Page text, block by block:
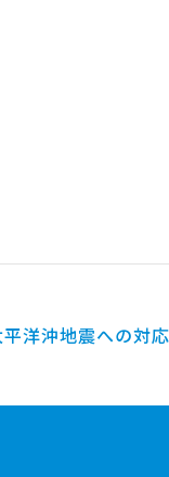
洋沖地震への対